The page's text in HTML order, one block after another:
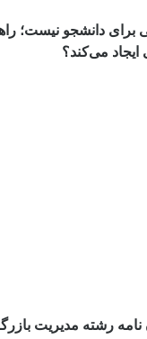
برای دانشجو نیست؛
ایجاد می‌کند؟
نامه رشته مدیریت